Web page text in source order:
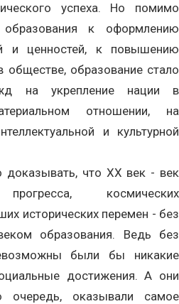
успеха. Но помимо
к оформлению
и ценностей, к повышению
обществе, образование стало
на укрепление нации в
отношении, на
и культурной
доказывать, что ХХ век - век
прогресса, космических
исторических перемен - без
образования. Ведь без
были бы никакие
достижения. А они
оказывали самое